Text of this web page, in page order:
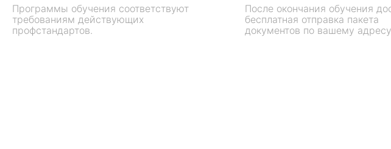
Программы обучения соответствуют
требованиям действующих
профстандартов.
После окончания обучения
бесплатная отправка пакета
документов по вашему